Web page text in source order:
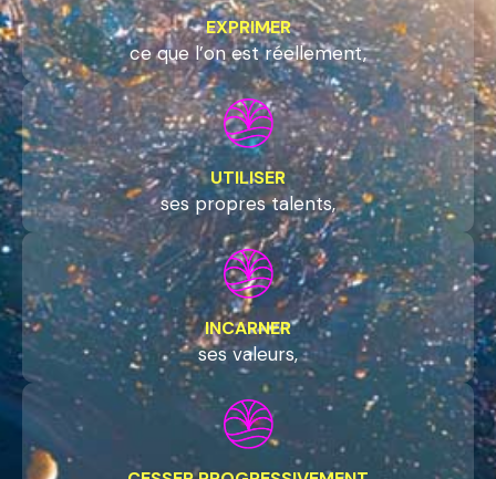
EXPRIMER
ce que l’on est réellement,
UTILISER
ses propres talents,
INCARNER
ses valeurs,